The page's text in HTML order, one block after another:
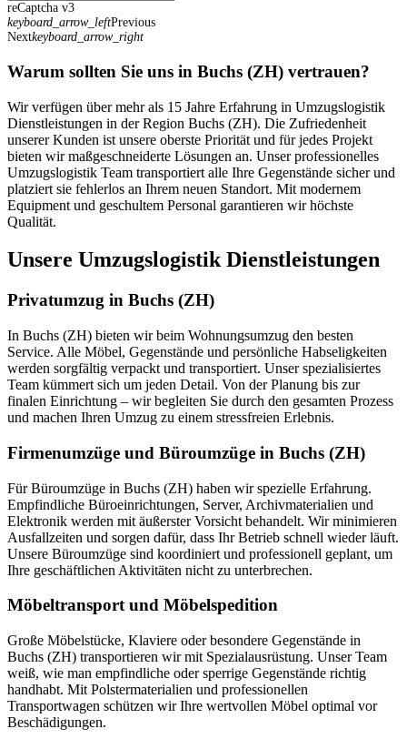
reCaptcha v3
keyboard_arrow_leftPrevious
Nextkeyboard_arrow_right
Warum sollten Sie uns in Buchs (ZH) vertrauen?
Wir verfügen über mehr als 15 Jahre Erfahrung in Umzugslogistik
Dienstleistungen in der Region Buchs (ZH). Die Zufriedenheit
unserer Kunden ist unsere oberste Priorität und für jedes Projekt
bieten wir maßgeschneiderte Lösungen an. Unser professionelles
Umzugslogistik Team transportiert alle Ihre Gegenstände sicher und
platziert sie fehlerlos an Ihrem neuen Standort. Mit modernem
Equipment und geschultem Personal garantieren wir höchste
Qualität.
Unsere Umzugslogistik Dienstleistungen
Privatumzug in Buchs (ZH)
In Buchs (ZH) bieten wir beim Wohnungsumzug den besten
Service. Alle Möbel, Gegenstände und persönliche Habseligkeiten
werden sorgfältig verpackt und transportiert. Unser spezialisiertes
Team kümmert sich um jeden Detail. Von der Planung bis zur
finalen Einrichtung – wir begleiten Sie durch den gesamten Prozess
und machen Ihren Umzug zu einem stressfreien Erlebnis.
Firmenumzüge und Büroumzüge in Buchs (ZH)
Für Büroumzüge in Buchs (ZH) haben wir spezielle Erfahrung.
Empfindliche Büroeinrichtungen, Server, Archivmaterialien und
Elektronik werden mit äußerster Vorsicht behandelt. Wir minimieren
Ausfallzeiten und sorgen dafür, dass Ihr Betrieb schnell wieder läuft.
Unsere Büroumzüge sind koordiniert und professionell geplant, um
Ihre geschäftlichen Aktivitäten nicht zu unterbrechen.
Möbeltransport und Möbelspedition
Große Möbelstücke, Klaviere oder besondere Gegenstände in
Buchs (ZH) transportieren wir mit Spezialausrüstung. Unser Team
weiß, wie man empfindliche oder sperrige Gegenstände richtig
handhabt. Mit Polstermaterialien und professionellen
Transportwagen schützen wir Ihre wertvollen Möbel optimal vor
Beschädigungen.